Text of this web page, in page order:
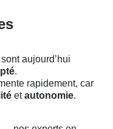
sont aujourd’hui
.
rapidement, car
etautonomie.